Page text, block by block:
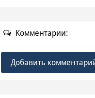
Комментарии:
Добавить